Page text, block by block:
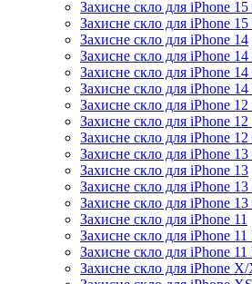
Захисне скло для iPhone 15
Захисне скло для iPhone
Захисне скло для iPhone 14
Захисне скло для iPhone 14
Захисне скло для iPhone 14
Захисне скло для iPhone
Захисне скло для iPhone
Захисне скло для iPhone
Захисне скло для iPhone
Захисне скло для iPhone
Захисне скло для iPhone 13
Захисне скло для iPhone 13
Захисне скло для iPhone
Захисне скло для iPhone 11
Захисне скло для iPhone 11
Захисне скло для iPhone
Захисне скло для iPhone X/